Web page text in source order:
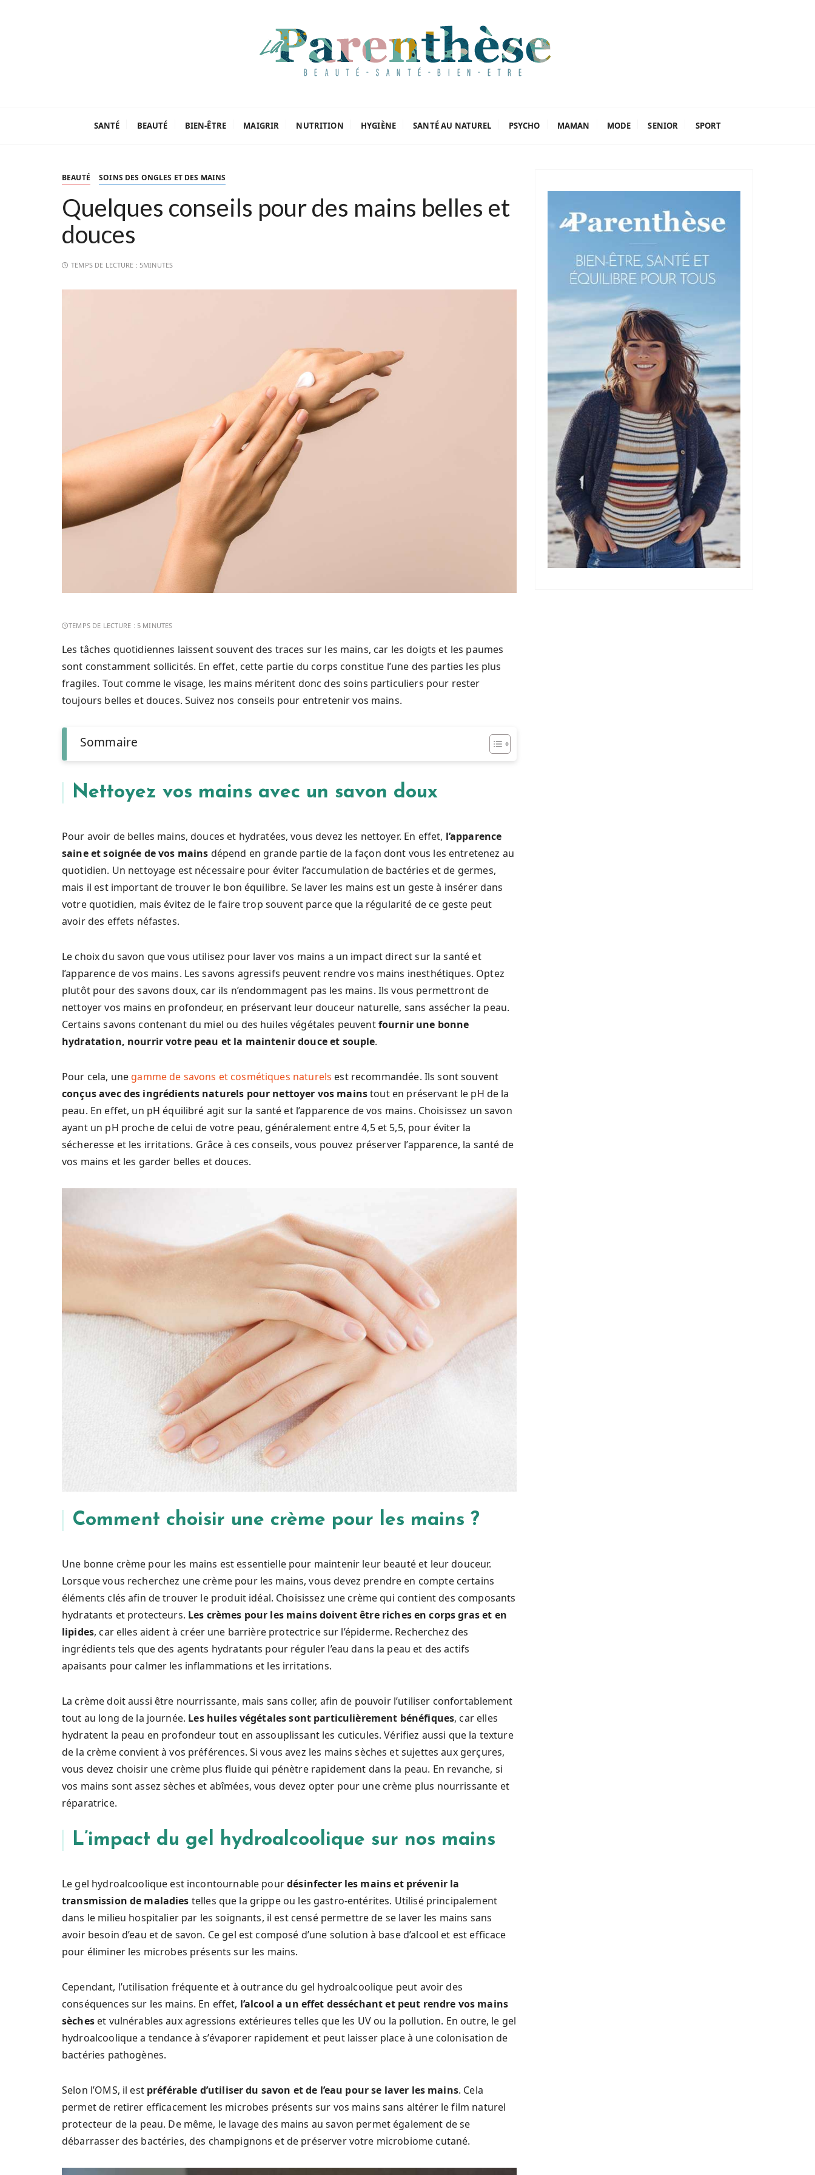
Parenthèse Tutoriels
SANTÉ BEAUTÉ BIEN-ÊTRE MAIGRIR NUTRITION HYGIÈNE SANTÉ AU NATUREL PSYCHO MAMAN MODE SENIOR SPORT
BEAUTÉ SOINS DES ONGLES ET DES MAINS
Quelques conseils pour des mains belles et
douces
TEMPS DE LECTURE :5MINUTES
Les tâches quotidiennes laissent souvent des traces sur les mains, car les doigts et les paumes
sont constamment sollicités. En effet, cette partie du corps constitue l’une des parties les plus
fragiles. Tout comme le visage, les mains méritent donc des soins particuliers pour rester
toujours belles et douces. Suivez nos conseils pour entretenir vos mains.
Sommaire
Nettoyez vos mains avec un savon doux
Pour avoir de belles mains, douces et hydratées, vous devez les nettoyer. En effet, l’apparence
saine et soignée de vos mains dépend en grande partie de la façon dont vous les entretenez au
quotidien. Un nettoyage est nécessaire pour éviter l’accumulation de bactéries et de germes,
mais il est important de trouver le bon équilibre. Se laver les mains est un geste à insérer dans
votre quotidien, mais évitez de le faire trop souvent parce que la régularité de ce geste peut
avoir des effets néfastes.
Le choix du savon que vous utilisez pour laver vos mains a un impact direct sur la santé et
l’apparence de vos mains. Les savons agressifs peuvent rendre vos mains inesthétiques. Optez
plutôt pour des savons doux, car ils n’endommagent pas les mains. Ils vous permettront de
nettoyer vos mains en profondeur, en préservant leur douceur naturelle, sans assécher la peau.
Certains savons contenant du miel ou des huiles végétales peuventfournir une bonne
hydratation, nourrir votre peau et la maintenir douce et souple.
Pour cela, une gamme de savons et cosmétiques naturels est recommandée. Ils sont souvent
conçus avec des ingrédients naturels pour nettoyer vos mainstout en préservant le pH de la
peau. En effet, un pH équilibré agit sur la santé et l’apparence de vos mains. Choisissez un savon
ayant un pH proche de celui de votre peau, généralement entre 4,5 et 5,5, pour éviter la
sécheresse et les irritations. Grâce à ces conseils, vous pouvez préserver l’apparence, la santé de
vos mains et les garder belles et douces.
Comment choisir une crème pour les mains ?
Une bonne crème pour les mains est essentielle pour maintenir leur beauté et leur douceur.
Lorsque vous recherchez une crème pour les mains, vous devez prendre en compte certains
éléments clés afin de trouver le produit idéal. Choisissez une crème qui contient des composants
hydratants et protecteurs. Les crèmes pour les mains doivent être riches en corps gras et en
lipides, car elles aident à créer une barrière protectrice sur l’épiderme. Recherchez des
ingrédients tels que des agents hydratants pour réguler l’eau dans la peau et des actifs
apaisants pour calmer les inflammations et les irritations.
La crème doit aussi être nourrissante, mais sans coller, afin de pouvoir l’utiliser confortablement
tout au long de la journée. Les huiles végétales sont particulièrement bénéfiques, car elles
hydratent la peau en profondeur tout en assouplissant les cuticules. Vérifiez aussi que la texture
de la crème convient à vos préférences. Si vous avez les mains sèches et sujettes aux gerçures,
vous devez choisir une crème plus fluide qui pénètre rapidement dans la peau. En revanche, si
vos mains sont assez sèches et abîmées, vous devez opter pour une crème plus nourrissante et
réparatrice.
L’impact du gel hydroalcoolique sur nos mains
Le gel hydroalcoolique est incontournable pourdésinfecter les mainset prévenir la
transmission de maladies telles que la grippe ou les gastro-entérites. Utilisé principalement
dans le milieu hospitalier par les soignants, il est censé permettre de se laver les mains sans
avoir besoin d’eau et de savon. Ce gel est composé d’une solution à base d’alcool et est efficace
pour éliminer les microbes présents sur les mains.
Cependant, l’utilisation fréquente et à outrance du gel hydroalcoolique peut avoir des
conséquences sur les mains. En effet, l’alcool a un effet desséchant et peut rendre vos mains
sècheset vulnérables aux agressions extérieures telles que les UV ou la pollution. En outre, le gel
hydroalcoolique a tendance à s’évaporer rapidement et peut laisser place à une colonisation de
bactéries pathogènes.
Selon l’OMS, il est préférable d’utiliser du savon et de l’eau pour se laver les mains. Cela
permet de retirer efficacement les microbes présents sur vos mains sans altérer le film naturel
protecteur de la peau. De même, le lavage des mains au savon permet également de se
débarrasser des bactéries, des champignons et de préserver votre microbiome cutané.